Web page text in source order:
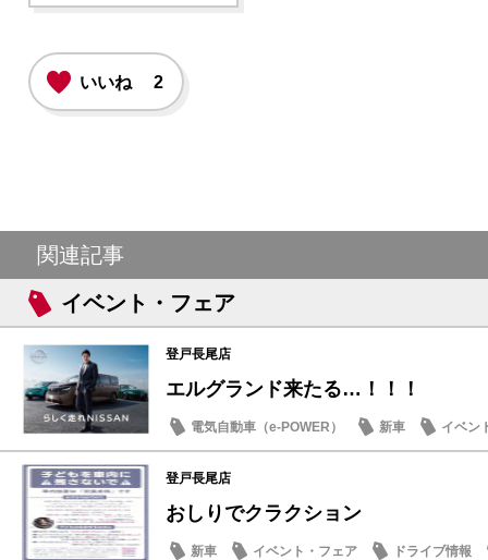
いいね 2
関連記事
イベント・フェア
登戸長尾店
エルグランド来たる…！！！
電気自動車（e-POWER） 新車 イベン
登戸長尾店
おしりでクラクション
新車 イベント・フェア ドライブ情報